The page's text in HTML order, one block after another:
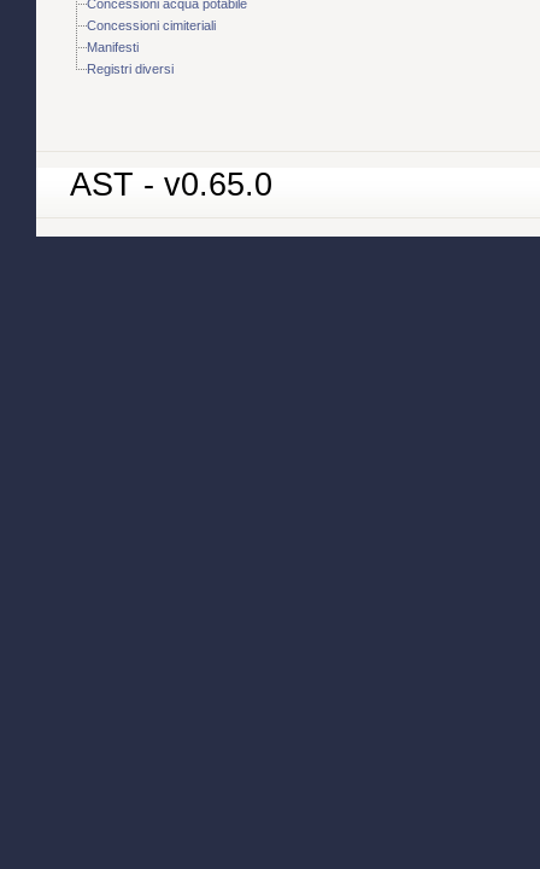
Concessioni acqua potabile
Concessioni cimiteriali
Manifesti
Registri diversi
AST - v0.65.0